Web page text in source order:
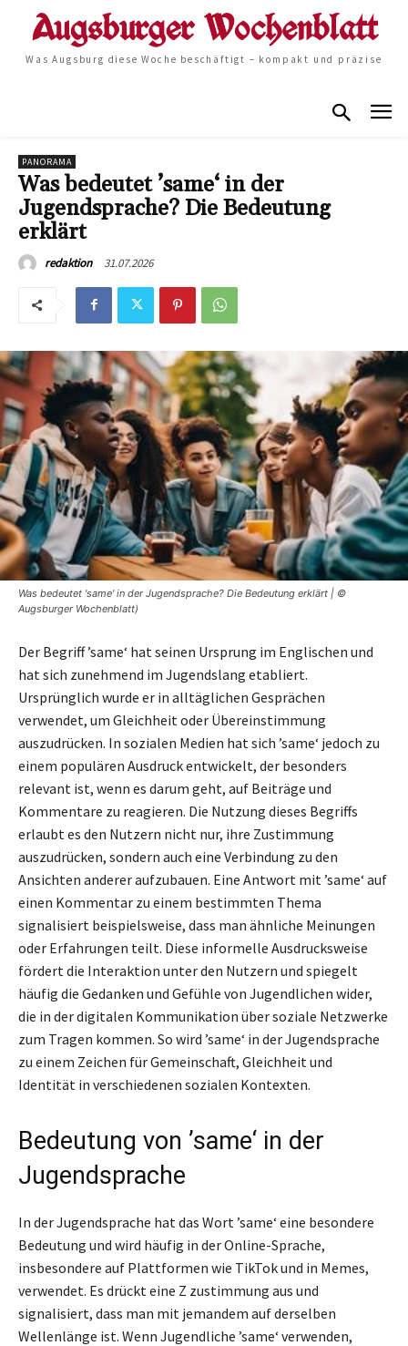
Was Augsburg diese Woche beschäftigt – kompakt und präzise
PANORAMA
Was bedeutet ’same‘ in der
Jugendsprache? Die Bedeutung
erklärt
redaktion 31.07.2026
Was bedeutet 'same' in der Jugendsprache? Die Bedeutung erklärt | ©
Augsburger Wochenblatt)
Der Begriff ’same‘ hat seinen Ursprung im Englischen und
hat sich zunehmend im Jugendslang etabliert.
Ursprünglich wurde er in alltäglichen Gesprächen
verwendet, um Gleichheit oder Übereinstimmung
auszudrücken. In sozialen Medien hat sich ’same‘ jedoch zu
einem populären Ausdruck entwickelt, der besonders
relevant ist, wenn es darum geht, auf Beiträge und
Kommentare zu reagieren. Die Nutzung dieses Begriffs
erlaubt es den Nutzern nicht nur, ihre Zustimmung
auszudrücken, sondern auch eine Verbindung zu den
Ansichten anderer aufzubauen. Eine Antwort mit ’same‘ auf
einen Kommentar zu einem bestimmten Thema
signalisiert beispielsweise, dass man ähnliche Meinungen
oder Erfahrungen teilt. Diese informelle Ausdrucksweise
fördert die Interaktion unter den Nutzern und spiegelt
häufig die Gedanken und Gefühle von Jugendlichen wider,
die in der digitalen Kommunikation über soziale Netzwerke
zum Tragen kommen. So wird ’same‘ in der Jugendsprache
zu einem Zeichen für Gemeinschaft, Gleichheit und
Identität in verschiedenen sozialen Kontexten.
Bedeutung von ’same‘ in der
Jugendsprache
In der Jugendsprache hat das Wort ’same‘ eine besondere
Bedeutung und wird häufig in der Online-Sprache,
insbesondere auf Plattformen wie TikTok und in Memes,
verwendet. Es drückt eine Z zustimmung aus und
signalisiert, dass man mit jemandem auf derselben
Wellenlänge ist. Wenn Jugendliche ’same‘ verwenden,